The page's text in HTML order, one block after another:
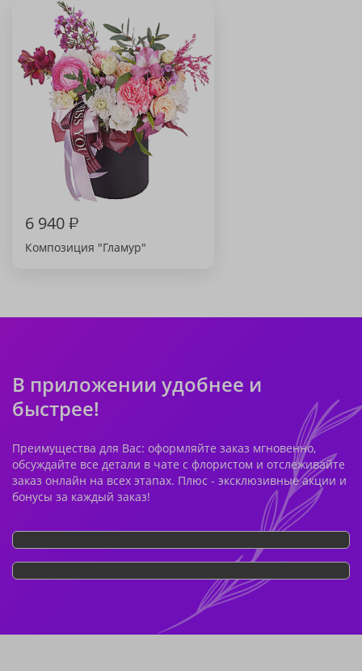
6 940₽
Композиция "Гламур"
В приложении удобнее и
быстрее!
Преимущества для Вас: оформляйте заказ мгновенно,
обсуждайте все детали в чате с флористом и отслеживайте
заказ онлайн на всех этапах. Плюс - эксклюзивные акции и
бонусы за каждый заказ!